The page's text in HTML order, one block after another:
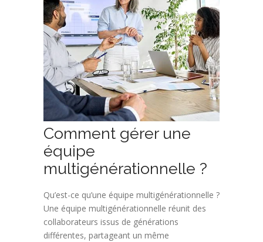
Comment gérer une
équipe
multigénérationnelle ?
Qu’est-ce qu’une équipe multigénérationnelle ?
Une équipe multigénérationnelle réunit des
collaborateurs issus de générations
différentes, partageant un même